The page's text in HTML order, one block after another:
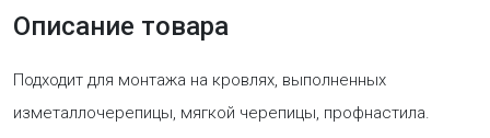
Описание товара
Подходит для монтажа на кровлях, выполненных
изметаллочерепицы, мягкой черепицы, профнастила.